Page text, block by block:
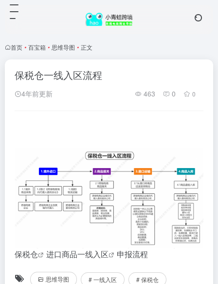
首页 • 百宝箱 • 思维导图 • 正文
保税仓一线入区流程
4年前更新 463 0 0
保税仓 进口商品一线入区 申报流程
思维导图 # 一线入区 # 保税仓